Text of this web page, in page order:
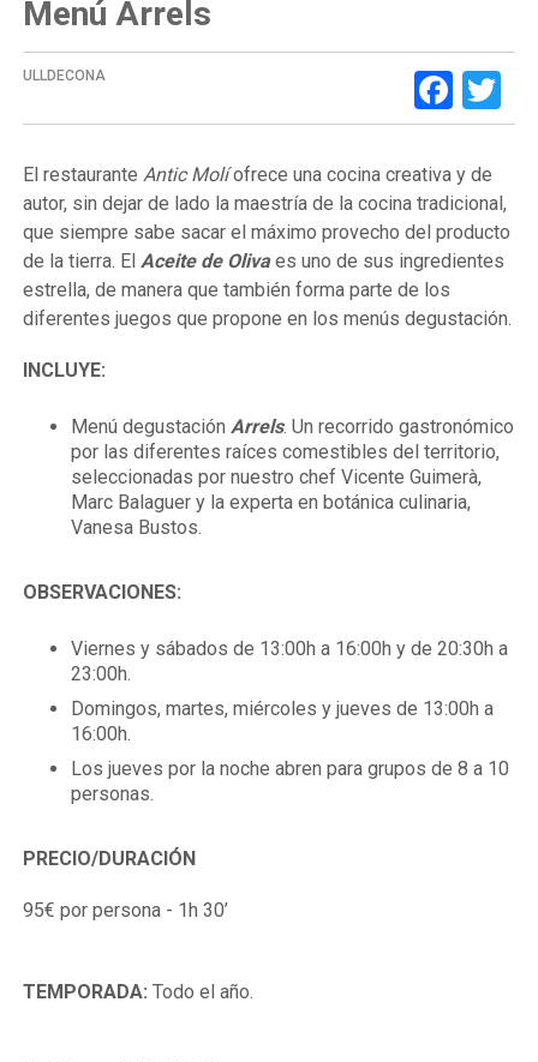
Menú Arrels
ULLDECONA
El restauranteAntic Molíofrece una cocina creativa y de
autor, sin dejar de lado la maestría de la cocina tradicional,
que siempre sabe sacar el máximo provecho del producto
de la tierra. ElAceite de Olivaes uno de sus ingredientes
estrella, de manera que también forma parte de los
diferentes juegos que propone en los menús degustación.
INCLUYE:
Menú degustaciónArrels. Un recorrido gastronómico
por las diferentes raíces comestibles del territorio,
seleccionadas por nuestro chef Vicente Guimerà,
Marc Balaguer y la experta en botánica culinaria,
Vanesa Bustos.
OBSERVACIONES:
Viernes y sábados de 13:00h a 16:00h y de 20:30h a
23:00h.
Domingos, martes, miércoles y jueves de 13:00h a
16:00h.
Los jueves por la noche abren para grupos de 8 a 10
personas.
PRECIO/DURACIÓN
95€ por persona - 1h 30’
TEMPORADA: Todo el año.